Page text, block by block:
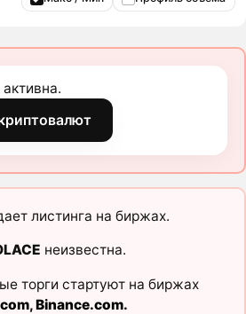
листинга на биржах.
неизвестна.
торги стартуют на биржах
,Binance.com.